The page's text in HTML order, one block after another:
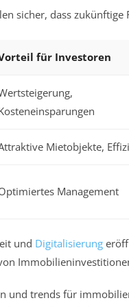
sicher, dass
für Investoren
Mietobjekte,
Management
und Digitalisierung